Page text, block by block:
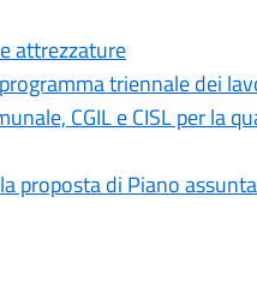
attrezzature
triennale dei
CGIL e CISL per la
proposta di Piano